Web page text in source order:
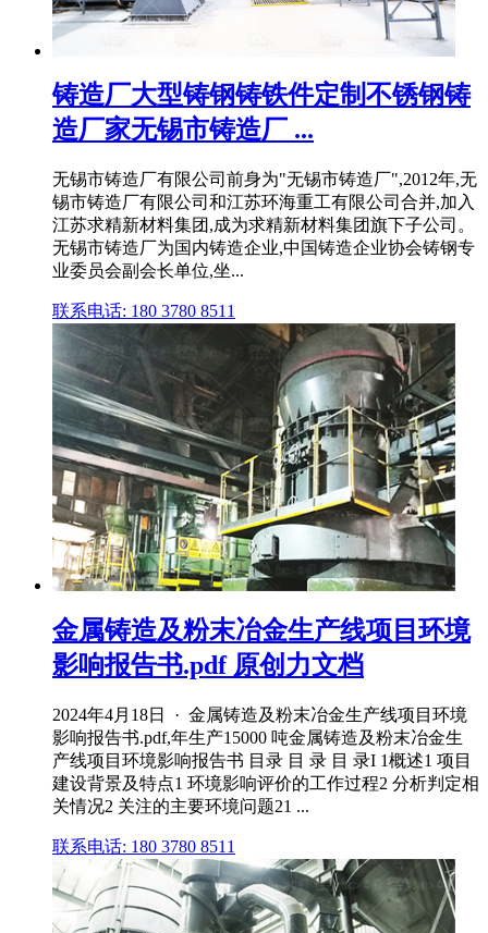
铸造厂大型铸钢铸铁件定制不锈钢铸
造厂家无锡市铸造厂 ...
无锡市铸造厂有限公司前身为"无锡市铸造厂",2012年,无
锡市铸造厂有限公司和江苏环海重工有限公司合并,加入
江苏求精新材料集团,成为求精新材料集团旗下子公司。
无锡市铸造厂为国内铸造企业,中国铸造企业协会铸钢专
业委员会副会长单位,坐...
联系电话: 180 3780 8511
金属铸造及粉末冶金生产线项目环境
影响报告书.pdf 原创力文档
2024年4月18日 · 金属铸造及粉末冶金生产线项目环境
影响报告书.pdf,年生产15000 吨金属铸造及粉末冶金生
产线项目环境影响报告书 目录 目 录 目 录I 1概述1 项目
建设背景及特点1 环境影响评价的工作过程2 分析判定相
关情况2 关注的主要环境问题21 ...
联系电话: 180 3780 8511